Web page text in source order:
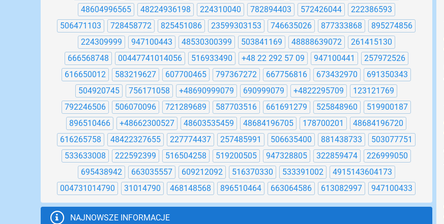
48604996565
48224936198 224310040 782894403 572426044
222386593
506471103
728458772 825451086 23599303153 746635026 877333868
895274856
224309999
947100443 48530300399 503841169 48888639072
261415130
666568748
00447741014056 516933490 +48 22 292 57 09 947100441
257972526
616650012
583219627 607700465 797367272 667756816 673432970
691350343
504920745
756171058 +48690999079 690999079 +4822295709
123121769
792246506
506070096 721289689 587703516 661691279 525848960
519900187
896510466
+48662300527 48603535459 48684196705 178700201
48684196720
616265758
48422327655 227774437 257485991 506635400 881438733
503077751
533633008
222592399 516504258 519200505 947328805 322859474
226999050
695438942
663035557 609212092 516370330 533391002
4915143604173
004731014790
31014790 468148568 896510464 663064586 613082997 947100433
NAJNOWSZE INFORMACJE